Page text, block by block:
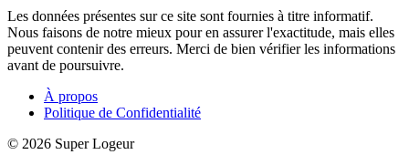
Les données présentes sur ce site sont fournies à titre informatif.
Nous faisons de notre mieux pour en assurer l'exactitude, mais elles
peuvent contenir des erreurs. Merci de bien vérifier les informations
avant de poursuivre.
À propos
Politique de Confidentialité
© 2026 Super Logeur